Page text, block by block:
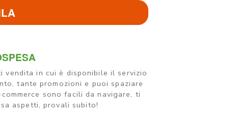
vendita in cui è disponibile il servizio
tante promozioni e puoi spaziare
sono facili da navigare, ti
aspetti, provali subito!